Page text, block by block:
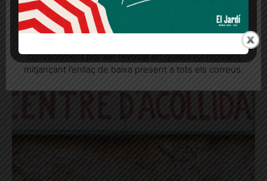
Quan l’usuari crea un compte al Diari el Jardí, dona el
seu consentiment explícit per rebre comunicacions
consentiment pot ser revocat en qualsevol moment
mitjançant l’enllaç de baixa present a tots els correus.